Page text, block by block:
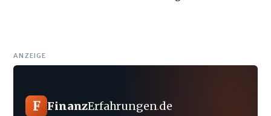
ANZEIGE
F FinanzErfahrungen.de